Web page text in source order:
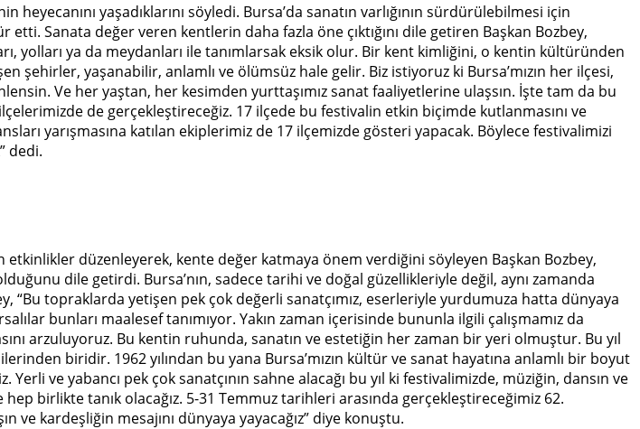
yaşadıklarını söyledi. Bursa’da sanatın varlığının sürdürülebilmesi için
etti. Sanata değer veren kentlerin daha fazla öne çıktığını dile getiren Başkan Bozbey,
yolları ya da meydanları ile tanımlarsak eksik olur. Bir kent kimliğini, o kentin kültüründen
yaşanabilir, anlamlı ve ölümsüz hale gelir. Biz istiyoruz ki Bursa’mızın her ilçesi,
Ve her yaştan, her kesimden yurttaşımız sanat faaliyetlerine ulaşsın. İşte tam da bu
de gerçekleştireceğiz. 17 ilçede bu festivalin etkin biçimde kutlanmasını ve
yarışmasına katılan ekiplerimiz de 17 ilçemizde gösteri yapacak. Böylece festivalimizi
dedi.
düzenleyerek, kente değer katmaya önem verdiğini söyleyen Başkan Bozbey,
dile getirdi. Bursa’nın, sadece tarihi ve doğal güzellikleriyle değil, aynı zamanda
“Bu topraklarda yetişen pek çok değerli sanatçımız, eserleriyle yurdumuza hatta dünyaya
bunları maalesef tanımıyor. Yakın zaman içerisinde bununla ilgili çalışmamız da
arzuluyoruz. Bu kentin ruhunda, sanatın ve estetiğin her zaman bir yeri olmuştur. Bu yıl
biridir. 1962 yılından bu yana Bursa’mızın kültür ve sanat hayatına anlamlı bir boyut
ve yabancı pek çok sanatçının sahne alacağı bu yıl ki festivalimizde, müziğin, dansın ve
birlikte tanık olacağız. 5-31 Temmuz tarihleri arasında gerçekleştireceğimiz 62.
ve kardeşliğin mesajını dünyaya yayacağız” diye konuştu.